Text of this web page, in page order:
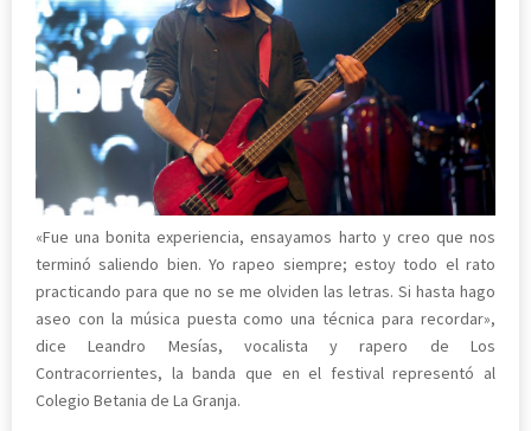
«Fue una bonita experiencia, ensayamos harto y creo que nos
terminó saliendo bien. Yo rapeo siempre; estoy todo el rato
practicando para que no se me olviden las letras. Si hasta hago
aseo con la música puesta como una técnica para recordar»,
dice Leandro Mesías, vocalista y rapero de Los
Contracorrientes, la banda que en el festival representó al
Colegio Betania de La Granja.